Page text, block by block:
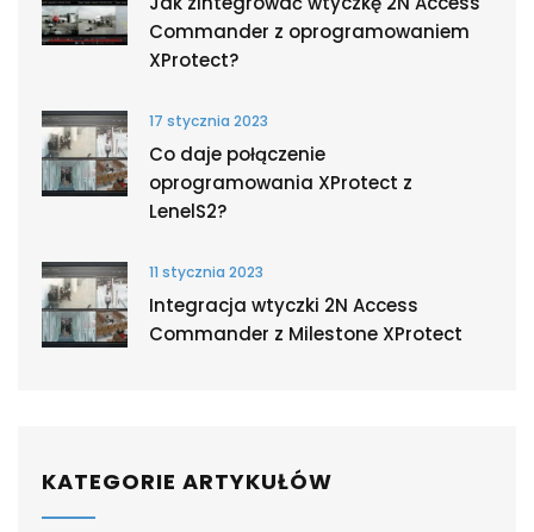
Commander z oprogramowaniem
XProtect?
17 stycznia 2023
Co daje połączenie
oprogramowania XProtect z
LenelS2?
11 stycznia 2023
Integracja wtyczki 2N Access
Commander z Milestone XProtect
KATEGORIE ARTYKUŁÓW